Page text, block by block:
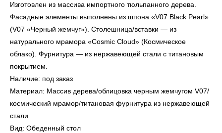
Изготовлен из массива импортного тюльпанного дерева.
Фасадные элементы выполнены из шпона «V07 Black Pearl»
(V07 «Черный жемчуг»). Столешница/вставки — из
натурального мрамора «Cosmic Cloud» (Космическое
облако). Фурнитура — из нержавеющей стали с титановым
покрытием.
Наличие: под заказ
Материал: Массив дерева/облицовка черным жемчугом V07/
космический мрамор/титановая фурнитура из нержавеющей
стали
Вид: Обеденный стол